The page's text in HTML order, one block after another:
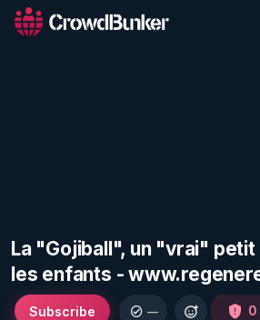
La "Gojiball", un "vrai"
les enfants -
Subscribe — 0